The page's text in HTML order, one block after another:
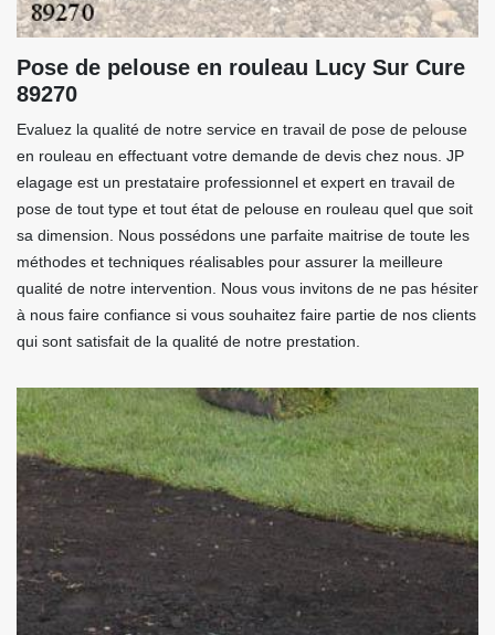
Pose de pelouse en rouleau Lucy Sur Cure
89270
Evaluez la qualité de notre service en travail de pose de pelouse
en rouleau en effectuant votre demande de devis chez nous. JP
elagage est un prestataire professionnel et expert en travail de
pose de tout type et tout état de pelouse en rouleau quel que soit
sa dimension. Nous possédons une parfaite maitrise de toute les
méthodes et techniques réalisables pour assurer la meilleure
qualité de notre intervention. Nous vous invitons de ne pas hésiter
à nous faire confiance si vous souhaitez faire partie de nos clients
qui sont satisfait de la qualité de notre prestation.